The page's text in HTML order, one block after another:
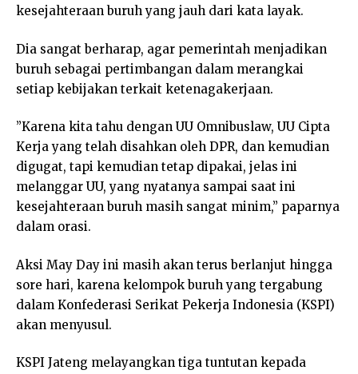
kesejahteraan buruh yang jauh dari kata layak.
Dia sangat berharap, agar pemerintah menjadikan
buruh sebagai pertimbangan dalam merangkai
setiap kebijakan terkait ketenagakerjaan.
”Karena kita tahu dengan UU Omnibuslaw, UU Cipta
Kerja yang telah disahkan oleh DPR, dan kemudian
digugat, tapi kemudian tetap dipakai, jelas ini
melanggar UU, yang nyatanya sampai saat ini
kesejahteraan buruh masih sangat minim,” paparnya
dalam orasi.
Aksi May Day ini masih akan terus berlanjut hingga
sore hari, karena kelompok buruh yang tergabung
dalam Konfederasi Serikat Pekerja Indonesia (KSPI)
akan menyusul.
KSPI Jateng melayangkan tiga tuntutan kepada